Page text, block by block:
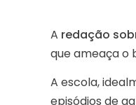
A redação
que ameaça o
A escola,
episódios de